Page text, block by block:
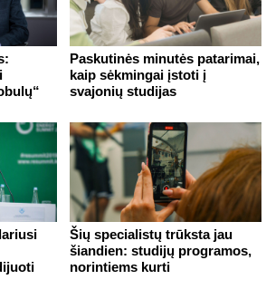
Paskutinės minutės patarimai,
kaip sėkmingai įstoti į
svajonių studijas
Šių specialistų trūksta jau
šiandien: studijų programos,
norintiems kurti